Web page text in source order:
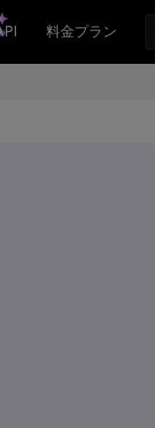
料金プラン